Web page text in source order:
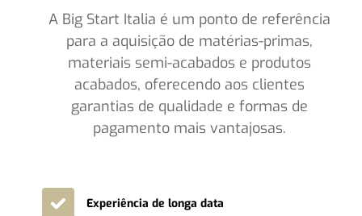
A Big Start Italia é um ponto de referência
para a aquisição de matérias-primas,
materiais semi-acabados e produtos
acabados, oferecendo aos clientes
garantias de qualidade e formas de
pagamento mais vantajosas.
Experiência de longa data